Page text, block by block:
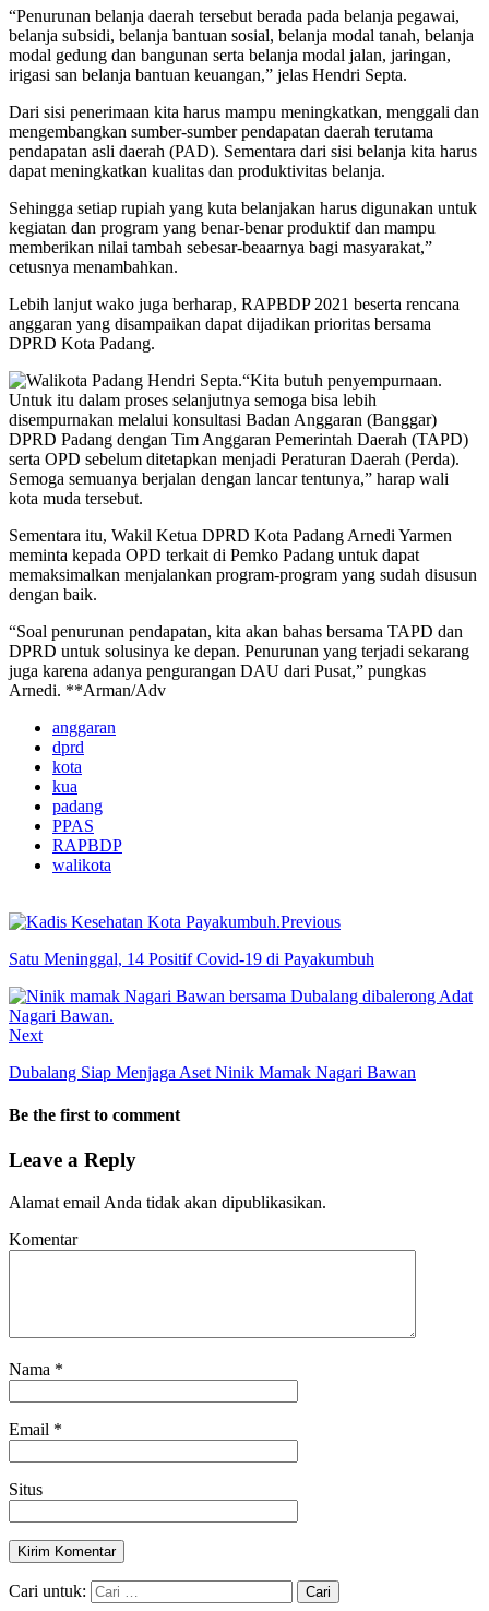
“Penurunan belanja daerah tersebut berada pada belanja pegawai,
belanja subsidi, belanja bantuan sosial, belanja modal tanah, belanja
modal gedung dan bangunan serta belanja modal jalan, jaringan,
irigasi san belanja bantuan keuangan,” jelas Hendri Septa.
Dari sisi penerimaan kita harus mampu meningkatkan, menggali dan
mengembangkan sumber-sumber pendapatan daerah terutama
pendapatan asli daerah (PAD). Sementara dari sisi belanja kita harus
dapat meningkatkan kualitas dan produktivitas belanja.
Sehingga setiap rupiah yang kuta belanjakan harus digunakan untuk
kegiatan dan program yang benar-benar produktif dan mampu
memberikan nilai tambah sebesar-beaarnya bagi masyarakat,”
cetusnya menambahkan.
Lebih lanjut wako juga berharap, RAPBDP 2021 beserta rencana
anggaran yang disampaikan dapat dijadikan prioritas bersama
DPRD Kota Padang.
“Kita butuh penyempurnaan.
Untuk itu dalam proses selanjutnya semoga bisa lebih
disempurnakan melalui konsultasi Badan Anggaran (Banggar)
DPRD Padang dengan Tim Anggaran Pemerintah Daerah (TAPD)
serta OPD sebelum ditetapkan menjadi Peraturan Daerah (Perda).
Semoga semuanya berjalan dengan lancar tentunya,” harap wali
kota muda tersebut.
Sementara itu, Wakil Ketua DPRD Kota Padang Arnedi Yarmen
meminta kepada OPD terkait di Pemko Padang untuk dapat
memaksimalkan menjalankan program-program yang sudah disusun
dengan baik.
“Soal penurunan pendapatan, kita akan bahas bersama TAPD dan
DPRD untuk solusinya ke depan. Penurunan yang terjadi sekarang
juga karena adanya pengurangan DAU dari Pusat,” pungkas
Arnedi. **Arman/Adv
anggaran
dprd
kota
kua
padang
PPAS
RAPBDP
walikota
Previous
Satu Meninggal, 14 Positif Covid-19 di Payakumbuh
Next
Dubalang Siap Menjaga Aset Ninik Mamak Nagari Bawan
Be the first to comment
Leave a Reply
Alamat email Anda tidak akan dipublikasikan.
Komentar
Nama *
Email *
Situs
Cari untuk: